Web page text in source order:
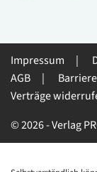
Impressum
AGB
Verträge
© 2026 - Verlag